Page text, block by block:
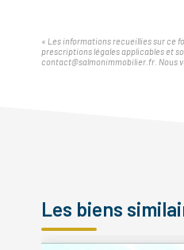
« Les informations recueillies sur ce
prescriptions légales applicables et
contact@salmonimmobilier.fr. Nous
Les biens